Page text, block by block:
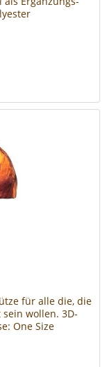
für alle die, die
wollen. 3D-
One Size